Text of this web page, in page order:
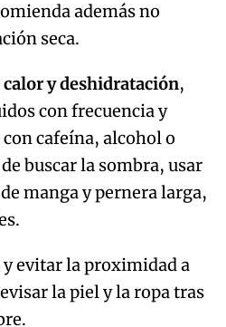
además no
seca.
y deshidratación,
con frecuencia y
cafeína, alcohol o
buscar la sombra, usar
manga y pernera larga,
y evitar la proximidad a
la piel y la ropa tras